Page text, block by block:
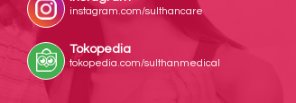
instagram.com/sulthancare
Tokopedia
tokopedia.com/sulthanmedical